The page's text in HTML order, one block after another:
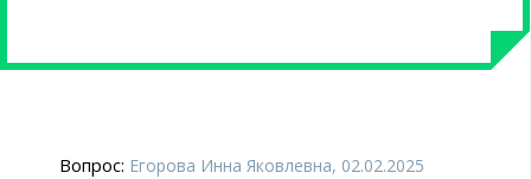
Вопрос: Егорова Инна Яковлевна, 02.02.2025